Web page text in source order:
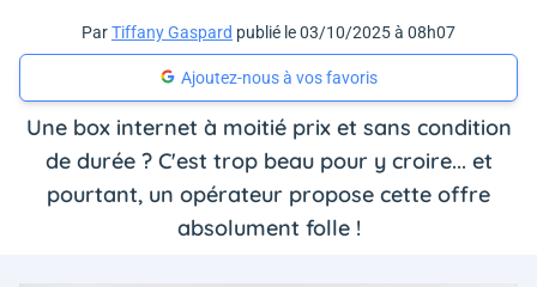
ParTiffany Gaspard publié le 03/10/2025 à 08h07
Ajoutez-nous à vos favoris
Une box internet à moitié prix et sans condition
de durée ? C'est trop beau pour y croire... et
pourtant, un opérateur propose cette offre
absolument folle !